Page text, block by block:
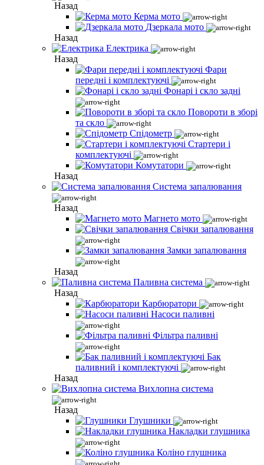
Назад
Керма мото
Дзеркала мото
Назад
Електрика
Назад
Фари
передні і комплектуючі
Фонарі і скло задні
Повороти в зборі
та скло
Спідометр
Стартери і
комплектуючі
Комутатори
Назад
Система запалювання
Назад
Магнето мото
Свічки запалювання
Замки запалювання
Назад
Паливна система
Назад
Карбюратори
Насоси паливні
Фільтра паливні
Бак
паливний і комплектуючі
Назад
Вихлопна система
Назад
Глушники
Накладки глушника
Коліно глушника